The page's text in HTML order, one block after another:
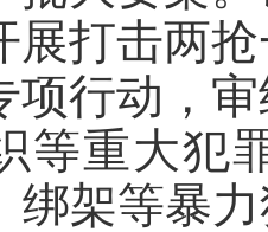
展打击两
项行动，
等重大犯
绑架等暴